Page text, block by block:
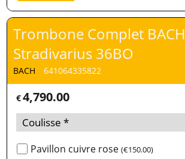
Trombone Complet BACH
Stradivarius 36BO
BACH 641064335822
€4,790.00
Pavillon cuivre rose (€150.00)